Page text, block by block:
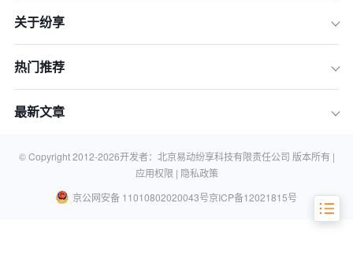
一、优化线索捕捉渠道
五、培养良好的客户关系
关于纷享
热门推荐
最新文章
© Copyright 2012-2026开发者：北京易动纷享科技有限责任公司 版本所有 |
应用权限 | 隐私政策
京公网安备 11010802020043号京ICP备12021815号